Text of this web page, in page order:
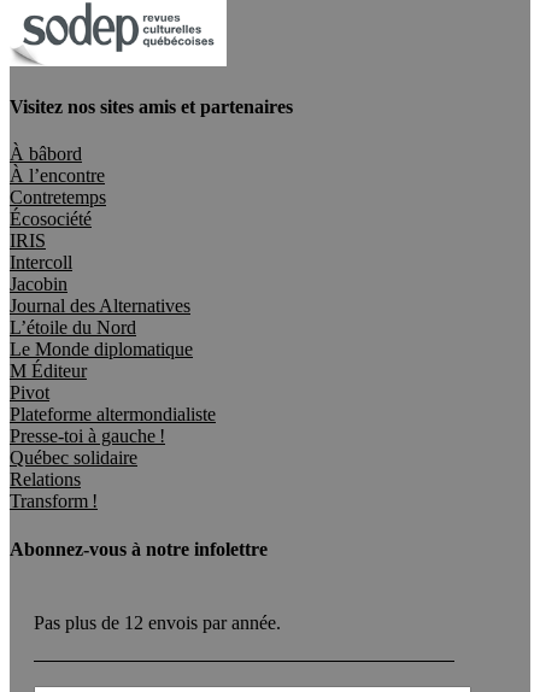
Visitez nos sites amis et partenaires
À bâbord
À l’encontre
Contretemps
Écosociété
IRIS
Intercoll
Jacobin
Journal des Alternatives
L’étoile du Nord
Le Monde diplomatique
M Éditeur
Pivot
Plateforme altermondialiste
Presse-toi à gauche !
Québec solidaire
Relations
Transform !
Abonnez-vous à notre infolettre
Pas plus de 12 envois par année.